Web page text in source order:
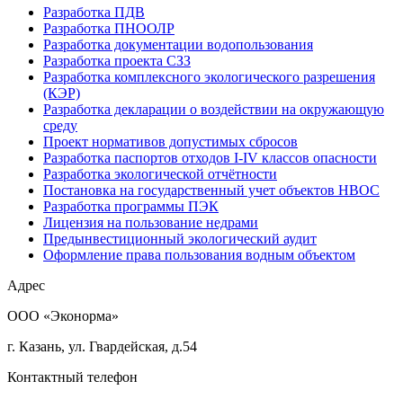
Разработка ПДВ
Разработка ПНООЛР
Разработка документации водопользования
Разработка проекта СЗЗ
Разработка комплексного экологического разрешения
(КЭР)
Разработка декларации о воздействии на окружающую
среду
Проект нормативов допустимых сбросов
Разработка паспортов отходов I-IV классов опасности
Разработка экологической отчётности
Постановка на государственный учет объектов НВОС
Разработка программы ПЭК
Лицензия на пользование недрами
Предынвестиционный экологический аудит
Оформление права пользования водным объектом
Адрес
ООО «Эконорма»
г. Казань, ул. Гвардейская, д.54
Контактный телефон